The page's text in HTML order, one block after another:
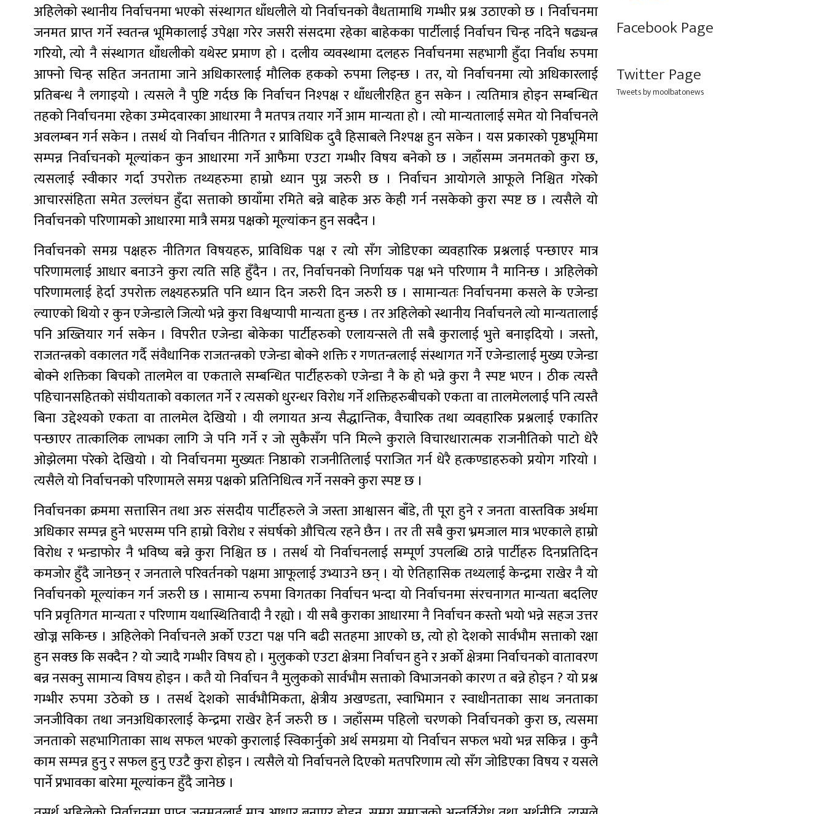
अहिलेको स्थानीय निर्वाचनमा भएको संस्थागत धाँधलीले यो निर्वाचनको वैधतामाथि गम्भीर प्रश्न उठाएको छ । निर्वाचनमा
जनमत प्राप्त गर्ने स्वतन्त्र भूमिकालाई उपेक्षा गरेर जसरी संसदमा रहेका बाहेकका पार्टीलाई निर्वाचन चिन्ह नदिने षढ्यन्त्र
गरियो, त्यो नै संस्थागत धाँधलीको यथेस्ट प्रमाण हो । दलीय व्यवस्थामा दलहरु निर्वाचनमा सहभागी हुँदा निर्वाध रुपमा
आफ्नो चिन्ह सहित जनतामा जाने अधिकारलाई मौलिक हकको रुपमा लिइन्छ । तर, यो निर्वाचनमा त्यो अधिकारलाई
प्रतिबन्ध नै लगाइयो । त्यसले नै पुष्टि गर्दछ कि निर्वाचन निश्पक्ष र धाँधलीरहित हुन सकेन । त्यतिमात्र होइन सम्बन्धित
तहको निर्वाचनमा रहेका उम्मेदवारका आधारमा नै मतपत्र तयार गर्ने आम मान्यता हो । त्यो मान्यतालाई समेत यो निर्वाचनले
अवलम्बन गर्न सकेन । तसर्थ यो निर्वाचन नीतिगत र प्राविधिक दुवै हिसाबले निश्पक्ष हुन सकेन । यस प्रकारको पृष्ठभूमिमा
सम्पन्न निर्वाचनको मूल्यांकन कुन आधारमा गर्ने आफैमा एउटा गम्भीर विषय बनेको छ । जहाँसम्म जनमतको कुरा छ,
त्यसलाई स्वीकार गर्दा उपरोक्त तथ्यहरुमा हाम्रो ध्यान पुग्न जरुरी छ । निर्वाचन आयोगले आफूले निश्चित गरेको
आचारसंहिता समेत उल्लंघन हुँदा सत्ताको छायाँमा रमिते बन्ने बाहेक अरु केही गर्न नसकेको कुरा स्पष्ट छ । त्यसैले यो
निर्वाचनको परिणामको आधारमा मात्रै समग्र पक्षको मूल्यांकन हुन सक्दैन ।
निर्वाचनको समग्र पक्षहरु नीतिगत विषयहरु, प्राविधिक पक्ष र त्यो सँग जोडिएका व्यवहारिक प्रश्नलाई पन्छाएर मात्र
परिणामलाई आधार बनाउने कुरा त्यति सहि हुँदैन । तर, निर्वाचनको निर्णायक पक्ष भने परिणाम नै मानिन्छ । अहिलेको
परिणामलाई हेर्दा उपरोक्त लक्ष्यहरुप्रति पनि ध्यान दिन जरुरी दिन जरुरी छ । सामान्यतः निर्वाचनमा कसले के एजेन्डा
ल्याएको थियो र कुन एजेन्डाले जित्यो भन्ने कुरा विश्वप्यापी मान्यता हुन्छ । तर अहिलेको स्थानीय निर्वाचनले त्यो मान्यतालाई
पनि अख्तियार गर्न सकेन । विपरीत एजेन्डा बोकेका पार्टीहरुको एलायन्सले ती सबै कुरालाई भुत्ते बनाइदियो । जस्तो,
राजतन्त्रको वकालत गर्दै संवैधानिक राजतन्त्रको एजेन्डा बोक्ने शक्ति र गणतन्त्रलाई संस्थागत गर्ने एजेन्डालाई मुख्य एजेन्डा
बोक्ने शक्तिका बिचको तालमेल वा एकताले सम्बन्धित पार्टीहरुको एजेन्डा नै के हो भन्ने कुरा नै स्पष्ट भएन । ठीक त्यस्तै
पहिचानसहितको संघीयताको वकालत गर्ने र त्यसको धुरन्धर विरोध गर्ने शक्तिहरुबीचको एकता वा तालमेललाई पनि त्यस्तै
बिना उद्देश्यको एकता वा तालमेल देखियो । यी लगायत अन्य सैद्धान्तिक, वैचारिक तथा व्यवहारिक प्रश्नलाई एकातिर
पन्छाएर तात्कालिक लाभका लागि जे पनि गर्ने र जो सुकैसँग पनि मिल्ने कुराले विचारधारात्मक राजनीतिको पाटो धेरै
ओझेलमा परेको देखियो । यो निर्वाचनमा मुख्यतः निष्ठाको राजनीतिलाई पराजित गर्न धेरै हत्कण्डाहरुको प्रयोग गरियो ।
त्यसैले यो निर्वाचनको परिणामले समग्र पक्षको प्रतिनिधित्व गर्ने नसक्ने कुरा स्पष्ट छ ।
निर्वाचनका क्रममा सत्तासिन तथा अरु संसदीय पार्टीहरुले जे जस्ता आश्वासन बाँडे, ती पूरा हुने र जनता वास्तविक अर्थमा
अधिकार सम्पन्न हुने भएसम्म पनि हाम्रो विरोध र संघर्षको औचित्य रहने छैन । तर ती सबै कुरा भ्रमजाल मात्र भएकाले हाम्रो
विरोध र भन्डाफोर नै भविष्य बन्ने कुरा निश्चित छ । तसर्थ यो निर्वाचनलाई सम्पूर्ण उपलब्धि ठान्ने पार्टीहरु दिनप्रतिदिन
कमजोर हुँदै जानेछन् र जनताले परिवर्तनको पक्षमा आफूलाई उभ्याउने छन् । यो ऐतिहासिक तथ्यलाई केन्द्रमा राखेर नै यो
निर्वाचनको मूल्यांकन गर्न जरुरी छ । सामान्य रुपमा विगतका निर्वाचन भन्दा यो निर्वाचनमा संरचनागत मान्यता बदलिए
पनि प्रवृतिगत मान्यता र परिणाम यथास्थितिवादी नै रह्यो । यी सबै कुराका आधारमा नै निर्वाचन कस्तो भयो भन्ने सहज उत्तर
खोज्न सकिन्छ । अहिलेको निर्वाचनले अर्को एउटा पक्ष पनि बढी सतहमा आएको छ, त्यो हो देशको सार्वभौम सत्ताको रक्षा
हुन सक्छ कि सक्दैन ? यो ज्यादै गम्भीर विषय हो । मुलुकको एउटा क्षेत्रमा निर्वाचन हुने र अर्को क्षेत्रमा निर्वाचनको वातावरण
बन्न नसक्नु सामान्य विषय होइन । कतै यो निर्वाचन नै मुलुकको सार्वभौम सत्ताको विभाजनको कारण त बन्ने होइन ? यो प्रश्न
गम्भीर रुपमा उठेको छ । तसर्थ देशको सार्वभौमिकता, क्षेत्रीय अखण्डता, स्वाभिमान र स्वाधीनताका साथ जनताका
जनजीविका तथा जनअधिकारलाई केन्द्रमा राखेर हेर्न जरुरी छ । जहाँसम्म पहिलो चरणको निर्वाचनको कुरा छ, त्यसमा
जनताको सहभागिताका साथ सफल भएको कुरालाई स्विकार्नुको अर्थ समग्रमा यो निर्वाचन सफल भयो भन्न सकिन्न । कुनै
काम सम्पन्न हुनु र सफल हुनु एउटै कुरा होइन । त्यसैले यो निर्वाचनले दिएको मतपरिणाम त्यो सँग जोडिएका विषय र यसले
पार्ने प्रभावका बारेमा मूल्यांकन हुँदै जानेछ ।
Facebook Page
Twitter Page
Tweets by moolbatonews